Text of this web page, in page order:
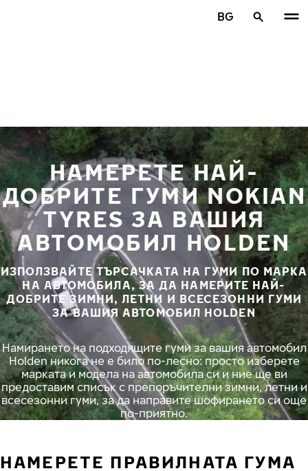
BG
НАМЕРЕТЕ НАЙ-
ДОБРИТЕ ГУМИ NOKIAN
TYRES ЗА ВАШИЯ
АВТОМОБИЛ HOLDEN
ИЗПОЛЗВАЙТЕ ТЪРСАЧКАТА НА ГУМИ ПО МАРКА
НА АВТОМОБИЛА, ЗА ДА НАМЕРИТЕ НАЙ-
ДОБРИТЕ ЗИМНИ, ЛЕТНИ И ВСЕСЕЗОННИ ГУМИ
ЗА ВАШИЯ АВТОМОБИЛ HOLDEN
Намирането на подходящите гуми за вашия автомобил
Holden никога не е било по-лесно: просто изберете
марката и модела на автомобила си и ние ще ви
предоставим списък с препоръчителни зимни, летни и
всесезонни гуми, за да направите шофирането си още
по-приятно.
НАМЕРЕТЕ ПРАВИЛНАТА ГУМА